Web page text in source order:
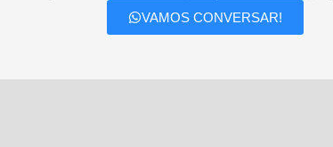
VAMOS CONVERSAR!